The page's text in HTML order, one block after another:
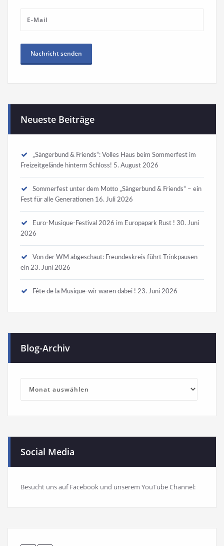
Neueste Beiträge
„Sängerbund & Friends“: Volles Haus beim Sommerfest im
Freizeitgelände hinterm Schloss! 5. August 2026
Sommerfest unter dem Motto „Sängerbund & Friends“ – ein
Fest für alle Generationen 16. Juli 2026
Euro-Musique-Festival 2026 im Europapark Rust ! 30. Juni
2026
Von der WM abgeschaut: Freundeskreis führt Trinkpausen
ein 23. Juni 2026
Fête de la Musique-wir waren dabei ! 23. Juni 2026
Blog-Archiv
Archiv
Social Media
Besucht uns auf Facebook und unserem YouTube Channel: